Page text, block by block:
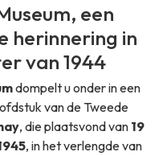
een
herinnering in
van 1944
dompelt u onder in een
van de Tweede
, die plaatsvond van 19
, in het verlengde van